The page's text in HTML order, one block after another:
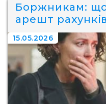
Боржникам:
арешт
15.05.2026